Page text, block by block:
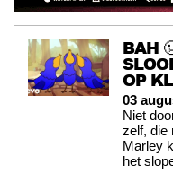
BAH
OP
03
Niet
zelf, die
Marley
het